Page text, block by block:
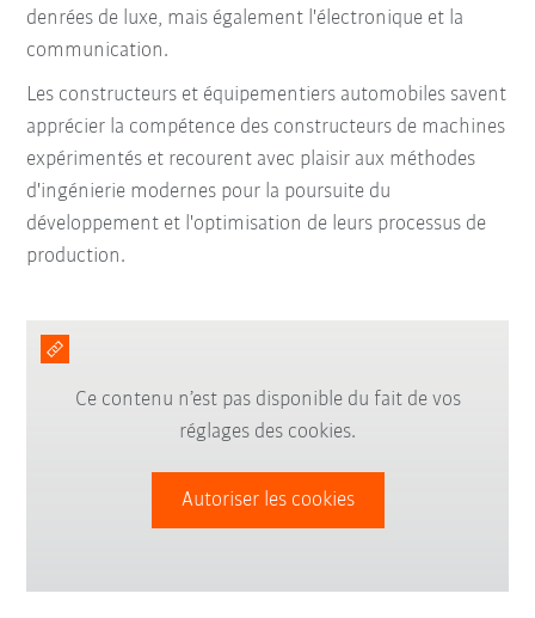
denrées de luxe, mais également l'électronique et la
communication.
Les constructeurs et équipementiers automobiles savent
apprécier la compétence des constructeurs de machines
expérimentés et recourent avec plaisir aux méthodes
d'ingénierie modernes pour la poursuite du
développement et l'optimisation de leurs processus de
production.
Ce contenu n’est pas disponible du fait de vos
réglages des cookies.
Autoriser les cookies